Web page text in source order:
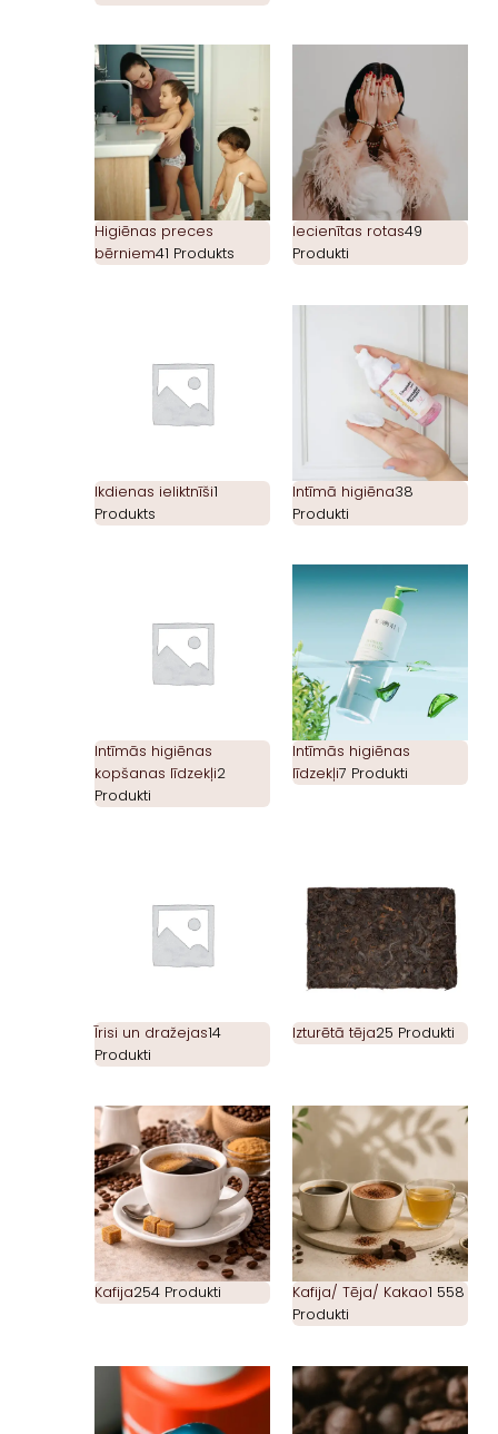
Higiēnas preces
bērniem41 Produkts
Iecienītas rotas49
Produkti
Ikdienas ieliktnīši1
Produkts
Intīmā higiēna38
Produkti
Intīmās higiēnas
kopšanas līdzekļi2
Produkti
Intīmās higiēnas
līdzekļi7 Produkti
Īrisi un dražejas14
Produkti
Izturētā tēja25 Produkti
Kafija254 Produkti Kafija/ Tēja/ Kakao1 558
Produkti